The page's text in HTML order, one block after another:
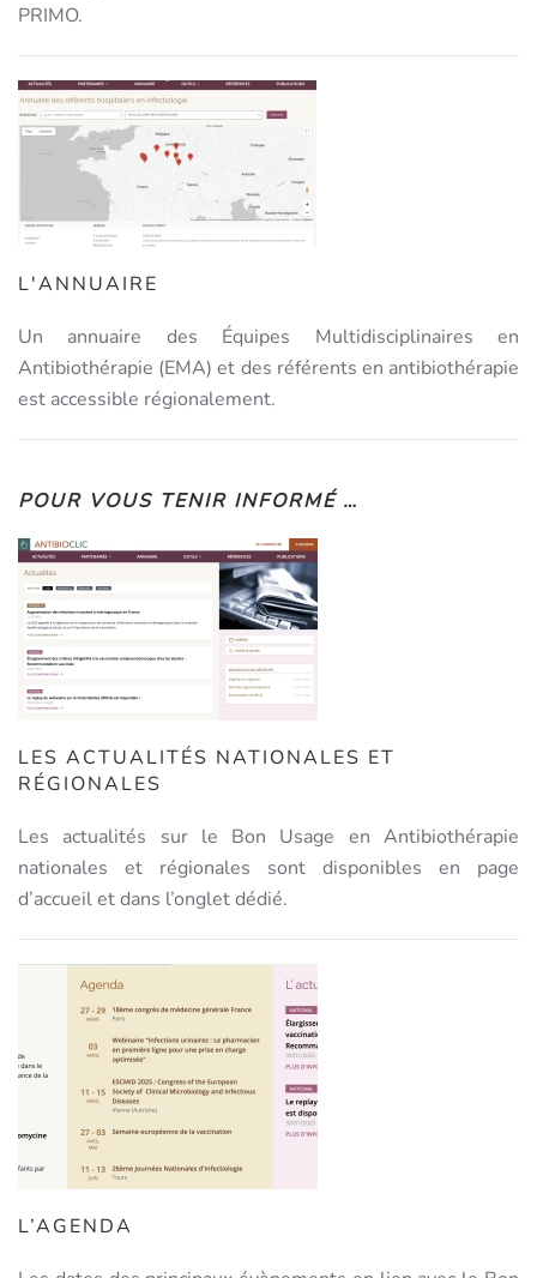
PRIMO.
L'ANNUAIRE
Un annuaire des Équipes Multidisciplinaires en
Antibiothérapie (EMA) et des référents en antibiothérapie
est accessible régionalement.
POUR VOUS TENIR INFORMÉ …
LES ACTUALITÉS NATIONALES ET
RÉGIONALES
Les actualités sur le Bon Usage en Antibiothérapie
nationales et régionales sont disponibles en page
d’accueil et dans l’onglet dédié.
L’AGENDA